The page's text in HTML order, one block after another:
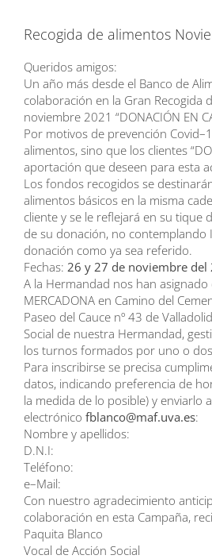
Recogida de alimentos
Queridos amigos:
Un año más desde el Banco de Ali
colaboración en la Gran Recogida d
noviembre 2021 “DONACIÓN EN C
Por motivos de prevención Covid–
alimentos, sino que los clientes “DO
aportación que deseen para esta a
Los fondos recogidos se destinará
alimentos básicos en la misma
cliente y se le reflejará en su tique
de su donación, no contemplando
donación como ya sea referido.
Fechas: 26 y 27 de noviembre del
A la Hermandad nos han
MERCADONA en Camino del
Paseo del Cauce nº 43 de
Social de nuestra Hermandad,
los turnos formados por uno o dos
Para inscribirse se precisa
datos, indicando preferencia de
la medida de lo posible) y enviarlo
electrónico fblanco@maf.uva.es:
Nombre y apellidos:
D.N.I:
Teléfono:
e–Mail:
Con nuestro agradecimiento antici
colaboración en esta Campaña, reci
Paquita Blanco
Vocal de Acción Social